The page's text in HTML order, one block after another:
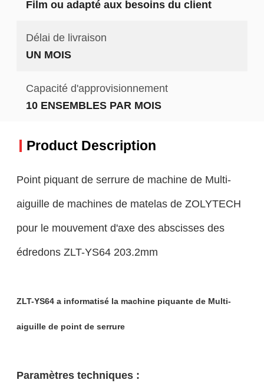
Film ou adapté aux besoins du client
Délai de livraison
UN MOIS
Capacité d'approvisionnement
10 ENSEMBLES PAR MOIS
Product Description
Point piquant de serrure de machine de Multi-
aiguille de machines de matelas de ZOLYTECH
pour le mouvement d'axe des abscisses des
édredons ZLT-YS64 203.2mm
ZLT-YS64 a informatisé la machine piquante de Multi-
aiguille de point de serrure
Paramètres techniques :